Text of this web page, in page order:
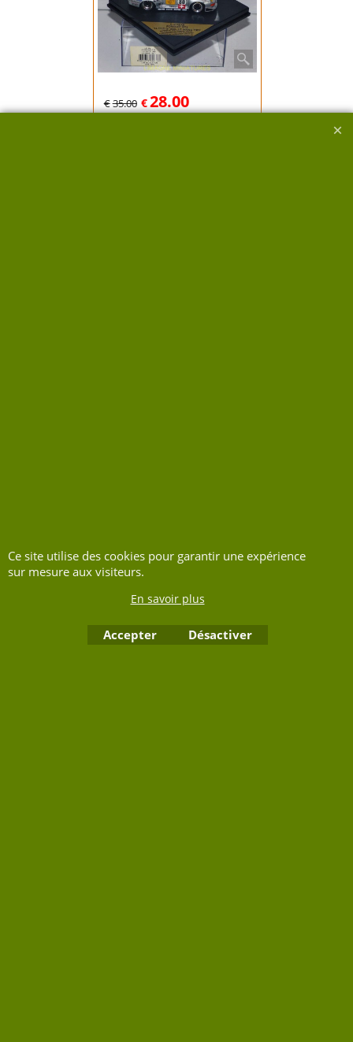
€35.00 €28.00
Ce site utilise des cookies pour garantir une expérience
sur mesure aux visiteurs.
En savoir plus
Accepter Désactiver